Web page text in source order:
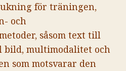
för träningen,
och
såsom text till
multimodalitet och
som motsvarar den